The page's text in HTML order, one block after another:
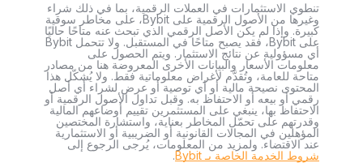
تنطوي الاستثمارات في العملات الرقمية، بما في ذلك شراء
وغيرها من الأصول الرقمية على Bybit، على مخاطر سوقية
كبيرة. وإذا لم يكن الأصل الرقمي الذي تبحث عنه متاحًا حاليًا
على Bybit، فقد يصبح متاحًا في المستقبل. ولا تتحمل Bybit
أي مسؤولية عن نتائج الاستثمار. ويتم الحصول على
معلومات الأسعار والبيانات الأخرى المعروضة هنا من مصادر
متاحة للعامة، وتُقدَّم لأغراض معلوماتية فقط. ولا يُشكّل هذا
المحتوى نصيحة مالية أو أي توصية أو عرض لشراء أي أصل
رقمي أو بيعه أو الاحتفاظ به. وقبل تداول الأصول الرقمية أو
الاحتفاظ بها، ينبغي على المستثمرين تقييم أوضاعهم المالية
وقدرتهم على تحمّل المخاطر بعناية، واستشارة المختصين
المؤهلين في المجالات القانونية أو الضريبية أو الاستثمارية
عند الاقتضاء. ولمزيد من المعلومات، يُرجى الرجوع إلى
شروط الخدمة الخاصة بـ Bybit
.